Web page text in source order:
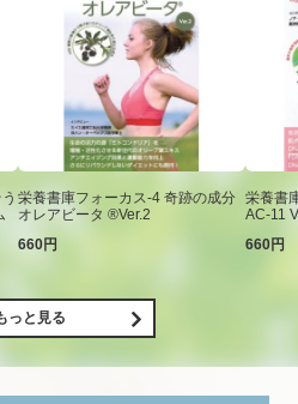
栄養書庫フォーカス-4 奇跡の成分
オレアビータ ®Ver.2
660円
栄養書
AC-11
660円
っと見る